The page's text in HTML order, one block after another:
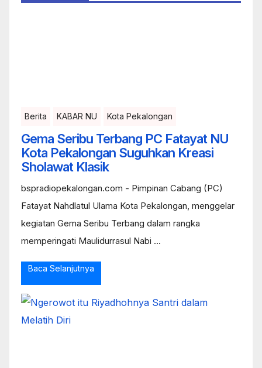
Berita KABAR NU Kota Pekalongan
Gema Seribu Terbang PC Fatayat NU
Kota Pekalongan Suguhkan Kreasi
Sholawat Klasik
bspradiopekalongan.com - Pimpinan Cabang (PC)
Fatayat Nahdlatul Ulama Kota Pekalongan, menggelar
kegiatan Gema Seribu Terbang dalam rangka
memperingati Maulidurrasul Nabi ...
Baca Selanjutnya